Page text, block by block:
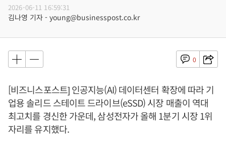
2026-06-11 16:59:31
김나영 기자 - young@businesspost.co.kr
0
[비즈니스포스트] 인공지능(AI) 데이터센터 확장에 따라 기
업용 솔리드 스테이트 드라이브(eSSD) 시장 매출이 역대
최고치를 경신한 가운데, 삼성전자가 올해 1분기 시장 1위
자리를 유지했다.